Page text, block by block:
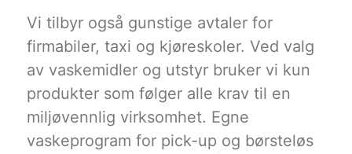
Vi tilbyr også gunstige avtaler for
firmabiler, taxi og kjøreskoler. Ved valg
av vaskemidler og utstyr bruker vi kun
produkter som følger alle krav til en
miljøvennlig virksomhet. Egne
vaskeprogram for pick-up og børsteløs